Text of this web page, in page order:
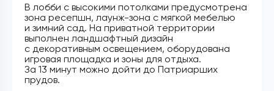
В лобби с высокими потолками предусмотрена
зона ресепшн, лаунж-зона с мягкой мебелью
и зимний сад. На приватной территории
выполнен ландшафтный дизайн
с декоративным освещением, оборудована
игровая площадка и зоны для отдыха.
За 13 минут можно дойти до Патриарших
прудов.